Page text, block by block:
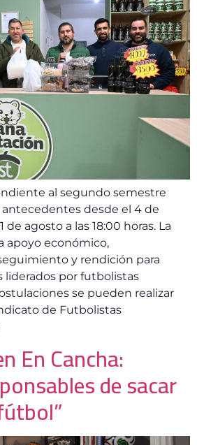
al segundo semestre
desde el 4 de
de agosto a las 18:00 horas. La
apoyo económico,
y rendición para
liderados por futbolistas
se pueden realizar
de Futbolistas
En Cancha:
de sacar